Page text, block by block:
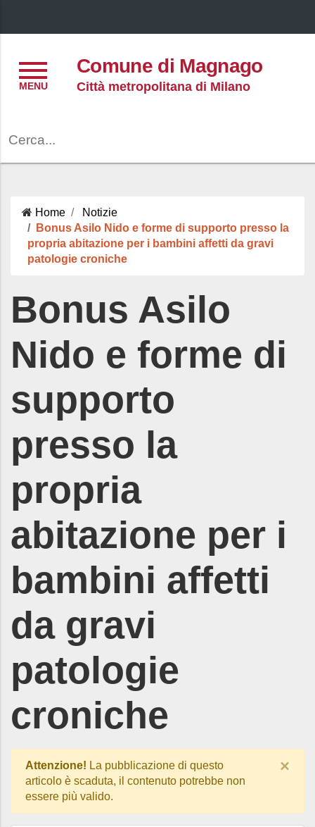
Comune di Magnago
Città metropolitana di Milano
Home
Notizie
Bonus Asilo Nido e forme di supporto presso la
propria abitazione per i bambini affetti da gravi
patologie croniche
Bonus Asilo
Nido e forme di
supporto
presso la
propria
abitazione per i
bambini affetti
da gravi
patologie
croniche
Attenzione! La pubblicazione di questo
articolo è scaduta, il contenuto potrebbe non
essere più valido.
×